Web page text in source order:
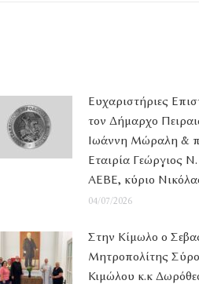
Ευχαριστήριες
τον Δήμαρχο
Ιωάννη Μώραλη &
Εταιρία Γεώργιος
ΑΕΒΕ, κύριο
04/07/2026
Στην Κίμωλο ο
Μητροπολίτης
Κιμώλου κ.κ